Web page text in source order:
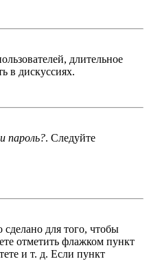
длительное
в дискуссиях.
пароль?. Следуйте
для того, чтобы
отметить флажком пункт
и т. д. Если пункт